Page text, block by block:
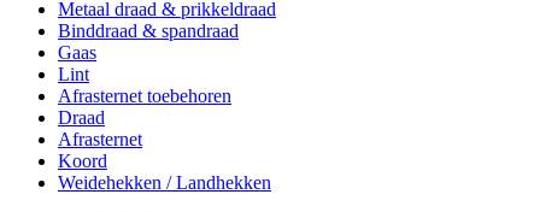
Metaal draad & prikkeldraad
Binddraad & spandraad
Gaas
Lint
Afrasternet toebehoren
Draad
Afrasternet
Koord
Weidehekken / Landhekken